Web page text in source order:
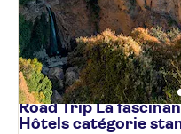
Road Trip La
Hôtels catégorie